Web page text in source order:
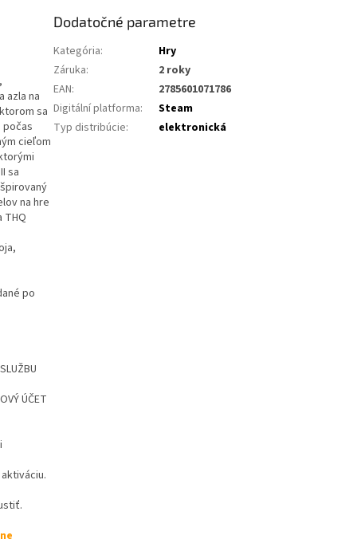
azla na
sa
počas
cieľom
sa
na hre
po
ÚČET
Dodatočné parametre
Kategória:
Hry
Záruka:
2 roky
EAN:
2785601071786
Digitální platforma:
Steam
Typ distribúcie: elektronická